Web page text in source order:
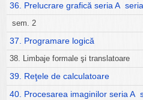
36. Prelucrare grafică seria A
sem. 2
37. Programare logică
38. Limbaje formale şi translatoare
39. Reţele de calculatoare
40. Procesarea imaginilor seria A